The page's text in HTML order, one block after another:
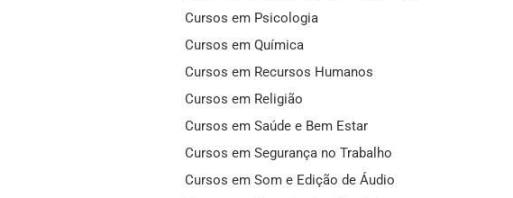
Cursos em Psicologia
Cursos em Química
Cursos em Recursos Humanos
Cursos em Religião
Cursos em Saúde e Bem Estar
Cursos em Segurança no Trabalho
Cursos em Som e Edição de Áudio